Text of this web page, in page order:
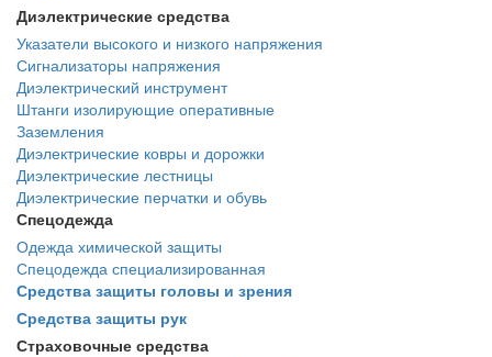
Диэлектрические средства
Указатели высокого и низкого напряжения
Сигнализаторы напряжения
Диэлектрический инструмент
Штанги изолирующие оперативные
Заземления
Диэлектрические ковры и дорожки
Диэлектрические лестницы
Диэлектрические перчатки и обувь
Спецодежда
Одежда химической защиты
Спецодежда специализированная
Средства защиты головы и зрения
Средства защиты рук
Страховочные средства